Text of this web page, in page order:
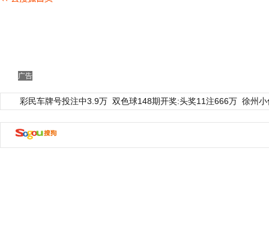
广告
彩民车牌号投注中3.9万 双色球148期开奖:头奖11注666万 徐州